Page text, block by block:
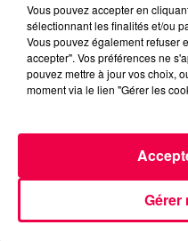
Vous pouvez accepter en
sélectionnant les finalités et/ou
Vous pouvez également refuser
accepter". Vos préférences ne
pouvez mettre à jour vos choix,
moment via le lien "Gérer les
Gérer